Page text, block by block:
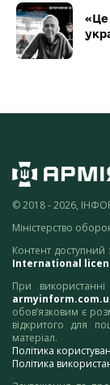
«Це
© 2018 - 2026,
Міністерство
Контент доступний
International
При
обов’язковим є
відкритого для
матеріал.
Політика
Політика